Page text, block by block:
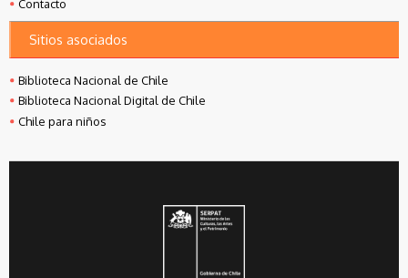
Contacto
Sitios asociados
Biblioteca Nacional de Chile
Biblioteca Nacional Digital de Chile
Chile para niños